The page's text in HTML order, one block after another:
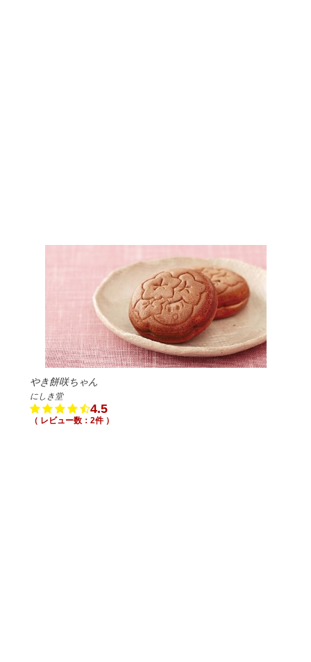
やき餅咲ちゃん
にしき堂
4.5
（ レビュー数：2件 ）